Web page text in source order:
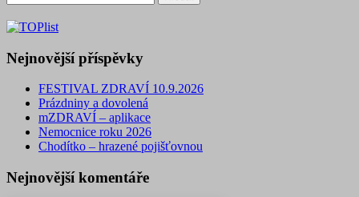
Nejnovější příspěvky
FESTIVAL ZDRAVÍ 10.9.2026
Prázdniny a dovolená
mZDRAVÍ – aplikace
Nemocnice roku 2026
Chodítko – hrazené pojišťovnou
Nejnovější komentáře